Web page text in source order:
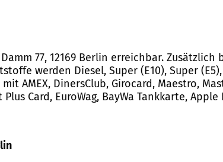
77, 12169 Berlin erreichbar.
werden Diesel, Super (E10), Super (E5),
AMEX, DinersClub, Girocard, Maestro,
Card, EuroWag, BayWa Tankkarte, Apple